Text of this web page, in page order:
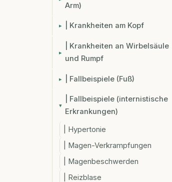
Arm)
| Krankheiten am Kopf
| Krankheiten an Wirbelsäule
und Rumpf
| Fallbeispiele (Fuß)
| Fallbeispiele (internistische
Erkrankungen)
| Hypertonie
| Magen-Verkrampfungen
| Magenbeschwerden
| Reizblase